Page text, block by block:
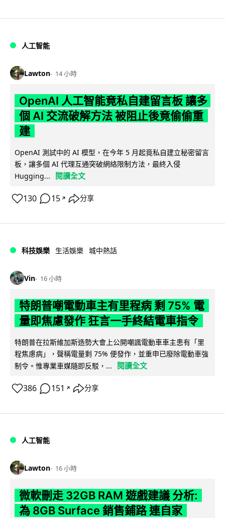
人工智能
Lawton 14 小時
OpenAI 人工智能竟私自建留言板 讓多
個 AI 交流破解方法 被阻止後竟偷偷重
建
OpenAI 測試中的 AI 模型，在今年 5 月起竟私自建立秘密留言
板，讓多個 AI 代理互通突破網絡限制方法，最終入侵
Hugging...
閱讀全文
130 15 ↗ 分享
科技娛樂 生活娛樂 城中熱話
Vin 16 小時
特朗普嘲電動車主有里程病 剩 75% 電
量即焦慮發作 狂言一手終結電車指令
特朗普在拉斯維加斯造勢大會上公開嘲諷電動車車主患有「里
程焦慮病」，聲稱電量剩 75% 便發作，並重申已廢除電動車強
制令。惟專業車媒隨即反駁，...
閱讀全文
386 151 ↗ 分享
人工智能
Lawton 16 小時
微軟刪走 32GB RAM 遊戲建議 分析:
為 8GB Surface 銷售鋪路 連自家